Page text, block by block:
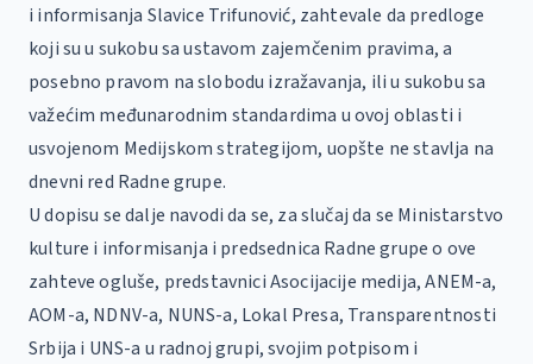
i informisanja Slavice Trifunović, zahtevale da predloge
koji su u sukobu sa ustavom zajemčenim pravima, a
posebno pravom na slobodu izražavanja, ili u sukobu sa
važećim međunarodnim standardima u ovoj oblasti i
usvojenom Medijskom strategijom, uopšte ne stavlja na
dnevni red Radne grupe.
U dopisu se dalje navodi da se, za slučaj da se Ministarstvo
kulture i informisanja i predsednica Radne grupe o ove
zahteve ogluše, predstavnici Asocijacije medija, ANEM-a,
AOM-a, NDNV-a, NUNS-a, Lokal Presa, Transparentnosti
Srbija i UNS-a u radnoj grupi, svojim potpisom i